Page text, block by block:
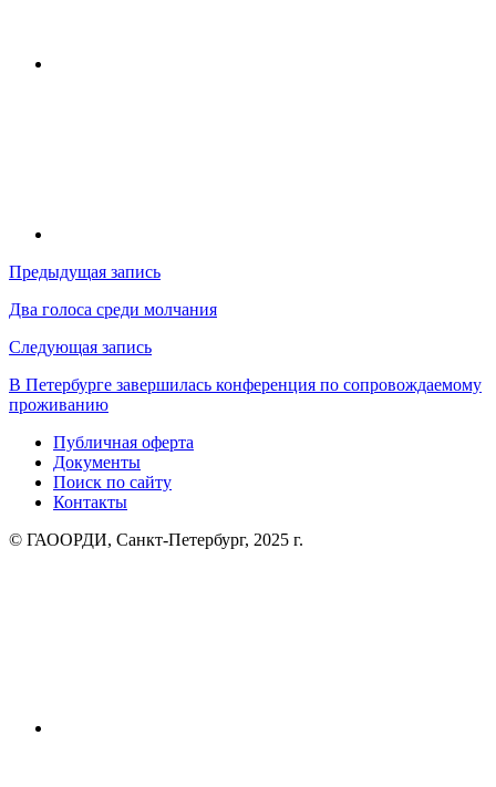
Навигация
по
записям
Предыдущая запись
Два голоса среди молчания
Следующая запись
В Петербурге завершилась конференция по сопровождаемому
проживанию
Публичная оферта
Документы
Поиск по сайту
Контакты
© ГАООРДИ, Санкт-Петербург, 2025 г.